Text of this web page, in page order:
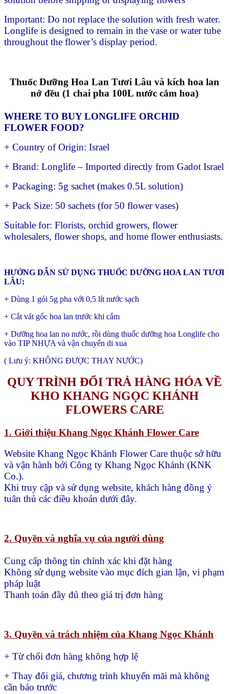
Important: Do not replace the solution with fresh water.
Longlife is designed to remain in the vase or water tube
throughout the flower’s display period.
Thuốc Dưỡng Hoa Lan Tươi Lâu và kích hoa lan
nở đều (1 chai pha 100L nước cắm hoa)
WHERE TO BUY LONGLIFE ORCHID
FLOWER FOOD?
+ Country of Origin: Israel
+ Brand: Longlife – Imported directly from Gadot Israel
+ Packaging: 5g sachet (makes 0.5L solution)
+ Pack Size: 50 sachets (for 50 flower vases)
Suitable for: Florists, orchid growers, flower
wholesalers, flower shops, and home flower enthusiasts.
HƯỚNG DẪN SỬ DỤNG THUỐC DƯỠNG HOA LAN TƯƠI
LÂU:
+ Dùng 1 gói 5g pha với 0,5 lít nước sạch
+ Cắt vát gốc hoa lan trước khi cắm
+ Dưỡng hoa lan no nước, rồi dùng thuốc dưỡng hoa Longlife cho
vào TIP NHỰA và vận chuyển di xua
( Lưu ý: KHÔNG ĐƯỢC THAY NƯỚC)
QUY TRÌNH ĐỔI TRẢ HÀNG HÓA VỀ
KHO KHANG NGỌC KHÁNH
FLOWERS CARE
1. Giới thiệu Khang Ngọc Khánh Flower Care
Website Khang Ngọc Khánh Flower Care thuộc sở hữu
và vận hành bởi Công ty Khang Ngọc Khánh (KNK
Co.).
Khi truy cập và sử dụng website, khách hàng đồng ý
tuân thủ các điều khoản dưới đây.
2. Quyền và nghĩa vụ của người dùng
Cung cấp thông tin chính xác khi đặt hàng
Không sử dụng website vào mục đích gian lận, vi phạm
pháp luật
Thanh toán đầy đủ theo giá trị đơn hàng
3. Quyền và trách nhiệm của Khang Ngọc Khánh
+ Từ chối đơn hàng không hợp lệ
+ Thay đổi giá, chương trình khuyến mãi mà không
cần báo trước